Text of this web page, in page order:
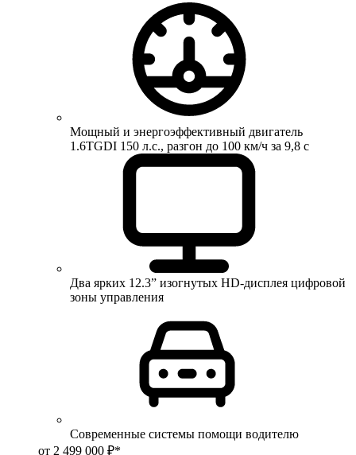
Мощный и энергоэффективный двигатель
1.6TGDI 150 л.с., разгон до 100 км/ч за 9,8 с
Два ярких 12.3” изогнутых HD-дисплея цифровой
зоны управления
Современные системы помощи водителю
от 2 499 000 ₽*